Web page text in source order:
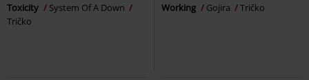
Toxicity
System Of A Down
Tričko
Working Gojira Tričko